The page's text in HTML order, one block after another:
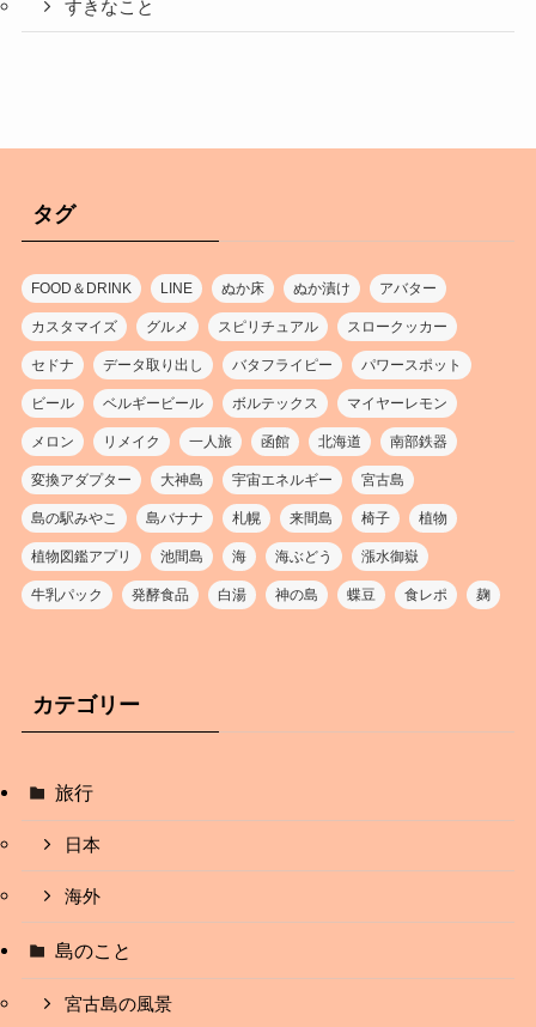
すきなこと
タグ
FOOD＆DRINK LINE ぬか床 ぬか漬け アバター
カスタマイズ グルメ スピリチュアル スロークッカー
セドナ データ取り出し バタフライピー パワースポット
ビール ベルギービール ボルテックス マイヤーレモン
メロン リメイク 一人旅 函館 北海道 南部鉄器
変換アダプター 大神島 宇宙エネルギー 宮古島
島の駅みやこ 島バナナ 札幌 来間島 椅子 植物
植物図鑑アプリ 池間島 海 海ぶどう 漲水御嶽
牛乳パック 発酵食品 白湯 神の島 蝶豆 食レポ 麹
カテゴリー
旅行
日本
海外
島のこと
宮古島の風景